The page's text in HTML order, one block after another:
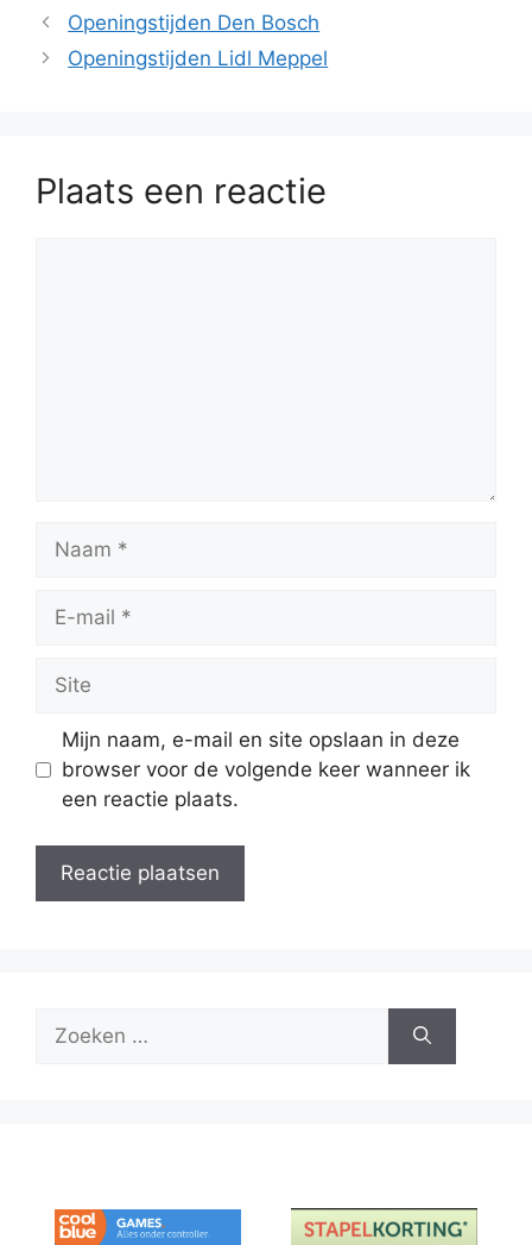
Openingstijden Den Bosch
Openingstijden Lidl Meppel
Plaats een reactie
Naam
Site
Mijn naam, e-mail en site opslaan in deze
browser voor de volgende keer wanneer ik
een reactie plaats.
naar: